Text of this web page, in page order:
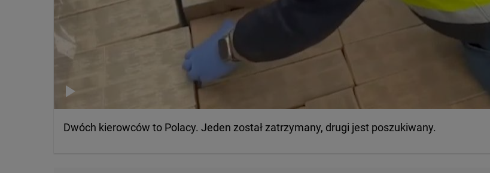
Dwóch kierowców to Polacy. Jeden został zatrzymany, drugi jest poszukiwany.